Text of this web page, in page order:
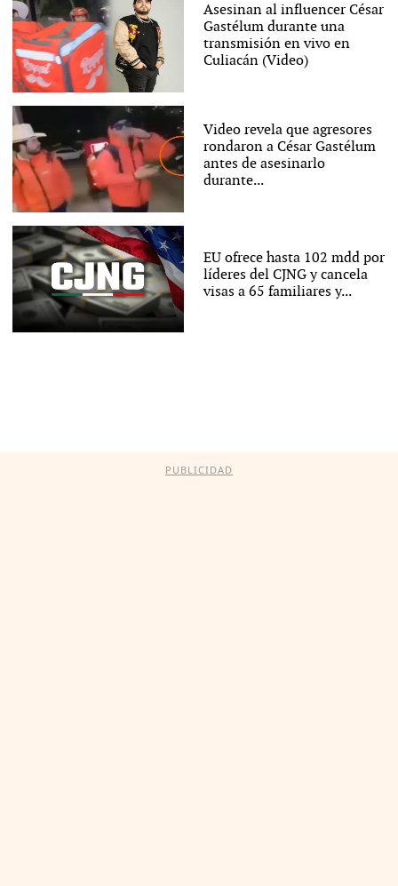
Asesinan al influencer César
Gastélum durante una
transmisión en vivo en
Culiacán (Video)
Video revela que agresores
rondaron a César Gastélum
antes de asesinarlo
durante...
EU ofrece hasta 102 mdd por
líderes del CJNG y cancela
visas a 65 familiares y...
PUBLICIDAD